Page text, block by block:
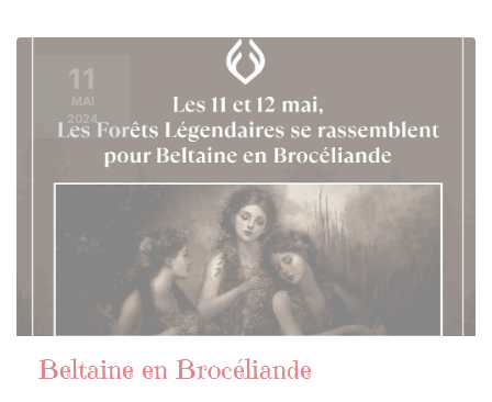
11
MAI
2024
Beltaine en Brocéliande